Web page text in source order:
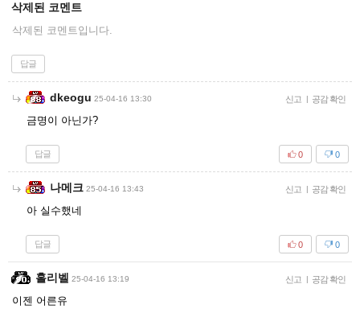
삭제된 코멘트
삭제된 코멘트입니다.
답글
dkeogu 25-04-16 13:30 신고 | 공감 확인
금명이 아닌가?
답글 0
0
나메크 25-04-16 13:43 신고 | 공감 확인
아 실수했네
답글 0
0
홀리벨 25-04-16 13:19 신고 | 공감 확인
이젠 어른유